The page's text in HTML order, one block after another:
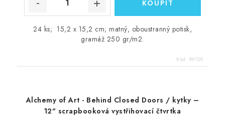
24 ks; 15,2 x 15,2 cm; matný, oboustranný potisk,
gramáž 250 gr/m2.
Kód: 89728
Alchemy of Art - Behind Closed Doors / kytky –
12" scrapbooková vystřihovací čtvrtka